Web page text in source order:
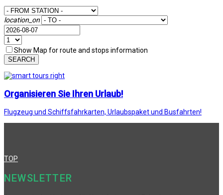
location_on
Show Map for route and stops information
SEARCH
Organisieren Sie Ihren Urlaub!
Flugzeug und Schiffsfahrkarten, Urlaubspaket und Busfahrten!
TOP
NEWSLETTER